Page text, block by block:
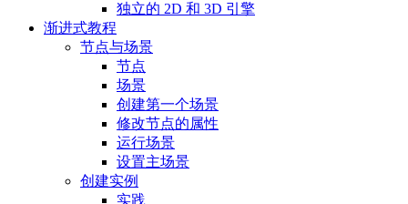
独立的 2D 和 3D 引擎
渐进式教程
节点与场景
节点
场景
创建第一个场景
修改节点的属性
运行场景
设置主场景
创建实例
实践